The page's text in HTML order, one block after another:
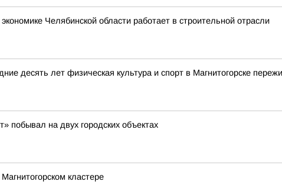
Челябинской области работает в строительной отрасли
десять лет физическая культура и спорт в Магнитогорске
побывал на двух городских объектах
кластере